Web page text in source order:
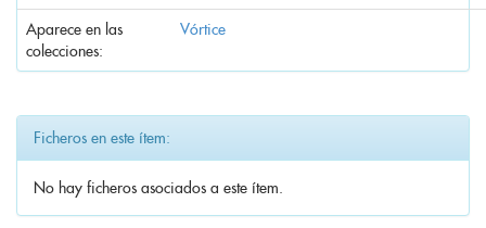
Aparece en las
colecciones:
Vórtice
Ficheros en este ítem:
No hay ficheros asociados a este ítem.